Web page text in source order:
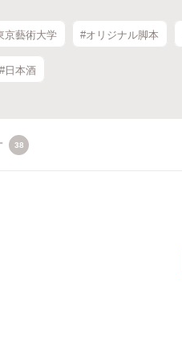
京藝術大学 #オリジナル脚本
#日本酒
38